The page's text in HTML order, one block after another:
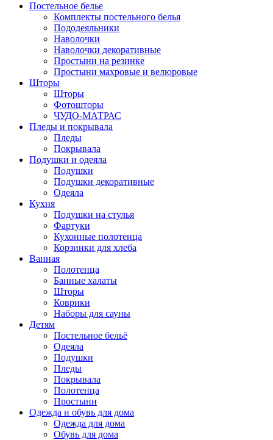
Постельное белье
Комплекты постельного белья
Пододеяльники
Наволочки
Наволочки декоративные
Простыни на резинке
Простыни махровые и велюровые
Шторы
Шторы
Фотошторы
ЧУДО-МАТРАС
Пледы и покрывала
Пледы
Покрывала
Подушки и одеяла
Подушки
Подушки декоративные
Одеяла
Кухня
Подушки на стулья
Фартуки
Кухонные полотенца
Корзинки для хлеба
Ванная
Полотенца
Банные халаты
Шторы
Коврики
Наборы для сауны
Детям
Постельное бельё
Одеяла
Подушки
Пледы
Покрывала
Полотенца
Простыни
Одежда и обувь для дома
Одежда для дома
Обувь для дома